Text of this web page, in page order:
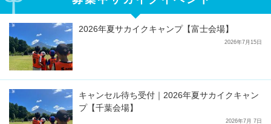
2026年夏サカイクキャンプ【富士会場】
2026年7月15日
キャンセル待ち受付｜2026年夏サカイクキャン
プ【千葉会場】
2026年7月 7日